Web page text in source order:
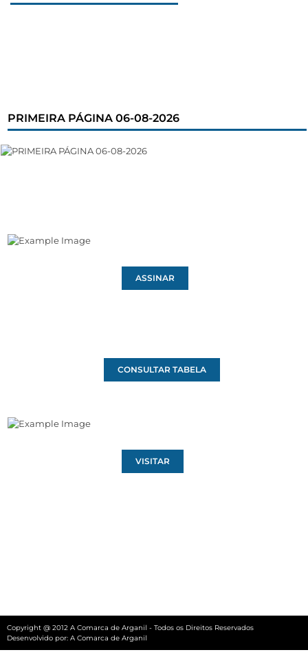
PRIMEIRA PÁGINA 06-08-2026
ASSINAR
CONSULTAR TABELA
VISITAR
Copyright @ 2012 A Comarca de Arganil - Todos os Direitos Reservados
Desenvolvido por: A Comarca de Arganil